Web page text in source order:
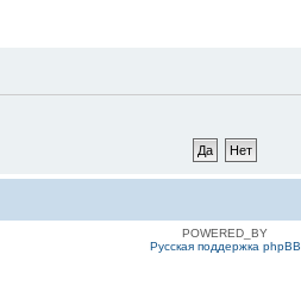
POWERED_BY
Русская поддержка phpBB